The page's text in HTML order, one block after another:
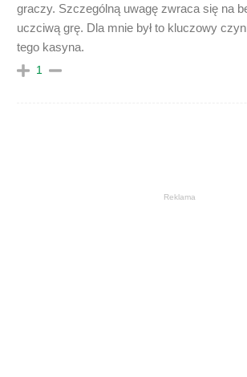
graczy. Szczególną uwagę zwraca się na
uczciwą grę. Dla mnie był to kluczowy
tego kasyna.
1
Reklama